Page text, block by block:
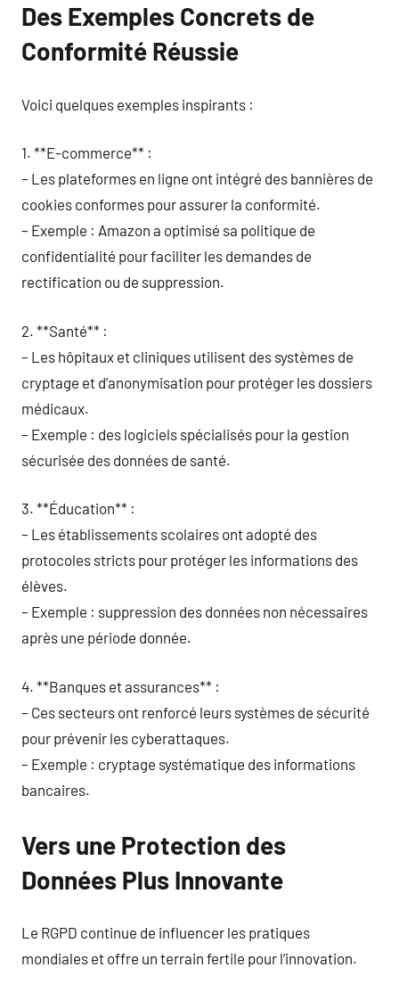
Des Exemples Concrets de
Conformité Réussie
Voici quelques exemples inspirants :
1. **E-commerce** :
– Les plateformes en ligne ont intégré des bannières de
cookies conformes pour assurer la conformité.
– Exemple : Amazon a optimisé sa politique de
confidentialité pour faciliter les demandes de
rectification ou de suppression.
2. **Santé** :
– Les hôpitaux et cliniques utilisent des systèmes de
cryptage et d’anonymisation pour protéger les dossiers
médicaux.
– Exemple : des logiciels spécialisés pour la gestion
sécurisée des données de santé.
3. **Éducation** :
– Les établissements scolaires ont adopté des
protocoles stricts pour protéger les informations des
élèves.
– Exemple : suppression des données non nécessaires
après une période donnée.
4. **Banques et assurances** :
– Ces secteurs ont renforcé leurs systèmes de sécurité
pour prévenir les cyberattaques.
– Exemple : cryptage systématique des informations
bancaires.
Vers une Protection des
Données Plus Innovante
Le RGPD continue de influencer les pratiques
mondiales et offre un terrain fertile pour l’innovation.